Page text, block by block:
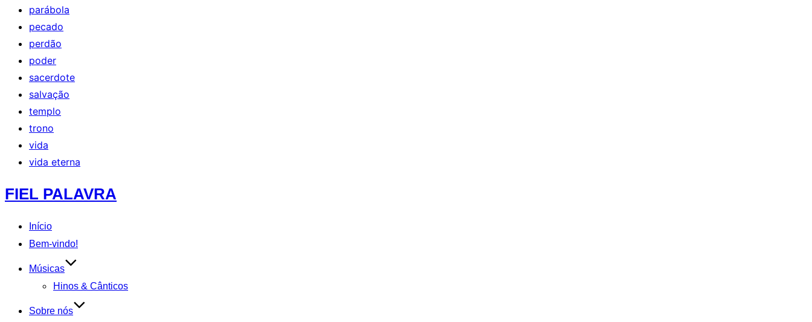
parábola
pecado
perdão
poder
sacerdote
salvação
templo
trono
vida
vida eterna
Pular
para
conteúdo
FIEL PALAVRA
Início
Bem-vindo!
Músicas
Hinos & Cânticos
Sobre nós